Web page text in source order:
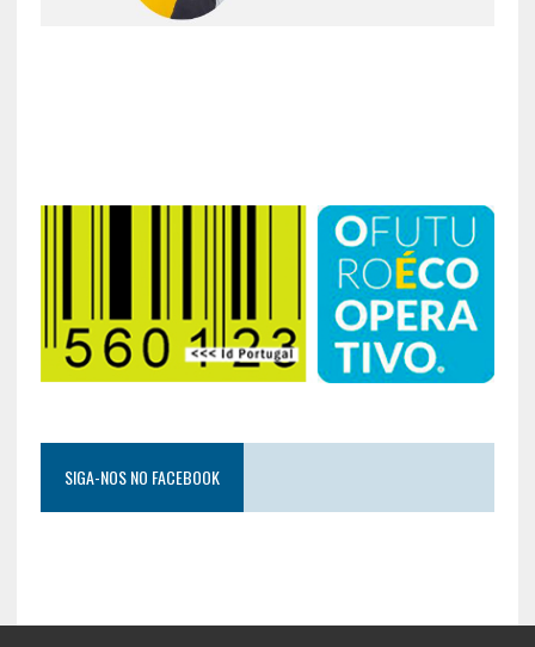
SIGA-NOS NO FACEBOOK